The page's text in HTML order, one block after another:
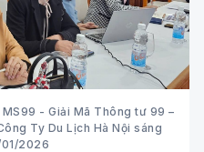
- Giải Mã Thông tư 99 –
Ty Du Lịch Hà Nội sáng
2026